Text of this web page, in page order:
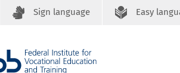
Sign language Easy